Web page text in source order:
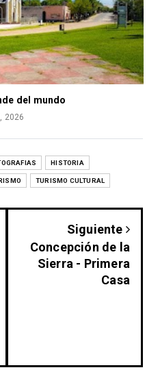
del mundo
2026
HISTORIA
TURISMO CULTURAL
Siguiente
Concepción de la
Sierra - Primera
Casa